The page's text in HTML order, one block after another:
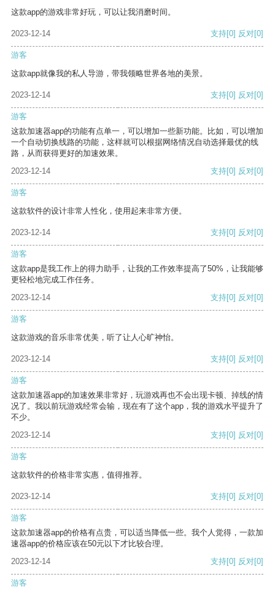
这款app的游戏非常好玩，可以让我消磨时间。
2023-12-14 支持[0] 反对[0]
游客
这款app就像我的私人导游，带我领略世界各地的美景。
2023-12-14 支持[0] 反对[0]
游客
这款加速器app的功能有点单一，可以增加一些新功能。比如，可以增加
一个自动切换线路的功能，这样就可以根据网络情况自动选择最优的线
路，从而获得更好的加速效果。
2023-12-14
支持[0] 反对[0]
游客
这款软件的设计非常人性化，使用起来非常方便。
2023-12-14 支持[0] 反对[0]
游客
这款app是我工作上的得力助手，让我的工作效率提高了50%，让我能够
更轻松地完成工作任务。
2023-12-14
支持[0] 反对[0]
游客
这款游戏的音乐非常优美，听了让人心旷神怡。
2023-12-14 支持[0] 反对[0]
游客
这款加速器app的加速效果非常好，玩游戏再也不会出现卡顿、掉线的情
况了。我以前玩游戏经常会输，现在有了这个app，我的游戏水平提升了
不少。
2023-12-14
支持[0] 反对[0]
游客
这款软件的价格非常实惠，值得推荐。
2023-12-14 支持[0] 反对[0]
游客
这款加速器app的价格有点贵，可以适当降低一些。我个人觉得，一款加
速器app的价格应该在50元以下才比较合理。
2023-12-14
支持[0] 反对[0]
游客